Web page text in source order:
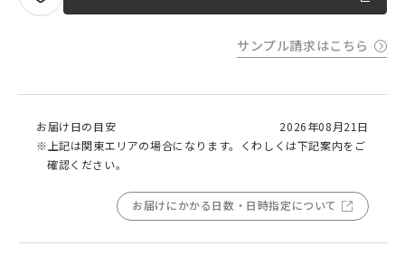
サンプル請求はこちら
お届け日の目安
2026年08月21日
※上記は関東エリアの場合になります。くわしくは下記案内をご
確認ください。
お届けにかかる日数・日時指定について